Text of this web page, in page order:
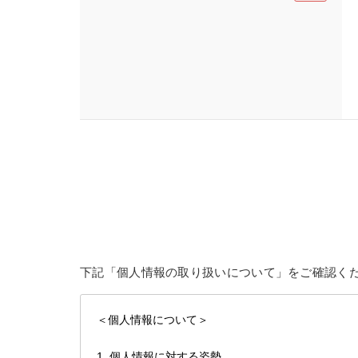
下記「個人情報の取り扱いについて」をご確認く